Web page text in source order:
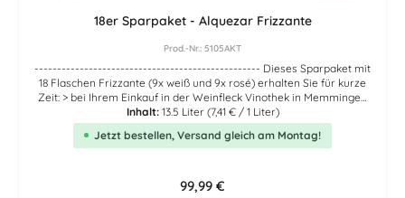
18er Sparpaket - Alquezar Frizzante
Prod.-Nr.: 5105AKT
-------------------------------------------------- Dieses Sparpaket mit
18 Flaschen Frizzante (9x weiß und 9x rosé) erhalten Sie für kurze
Zeit: > bei Ihrem Einkauf in der Weinfleck Vinothek in Memmingen
(Allgäu) > und auch gleich hier im online Weinshop WEINFLECK.DE
-------------------------------------------------- 9 Flaschen zart
prickelnder, leicht zu genießender, fruchtig weißer Alquezar Blanco
goldgelb, begeistert dieser herrlich zarte Prickler durch Aromen
Inhalt: 13.5 Liter (7,41 € / 1 Liter)
Jetzt bestellen, Versand gleich am Montag!
Regulärer Preis:
99,99 €